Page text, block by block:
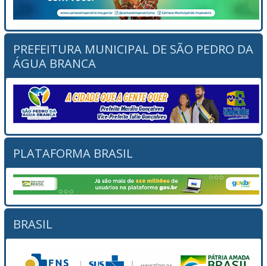
PREFEITURA MUNICIPAL DE SÃO PEDRO DA
ÁGUA BRANCA
PLATAFORMA BRASIL
BRASIL